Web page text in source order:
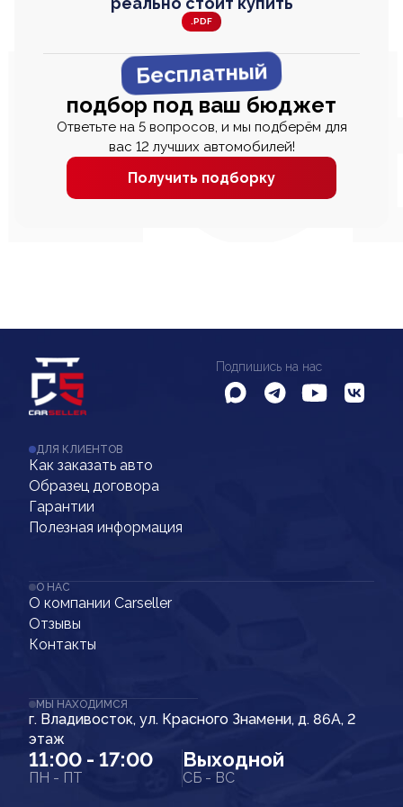
.PDF
Бесплатный
подбор под ваш бюджет
Ответьте на 5 вопросов, и мы подберём для
вас 12 лучших автомобилей!
Получить подборку
Подпишись на нас
ДЛЯ КЛИЕНТОВ
Как заказать авто
Образец договора
Гарантии
Полезная информация
О НАС
О компании Carseller
Отзывы
Контакты
МЫ НАХОДИМСЯ
г. Владивосток, ул. Красного Знамени, д. 86А, 2
этаж
11:00 - 17:00
ПН - ПТ
Выходной
СБ - ВС